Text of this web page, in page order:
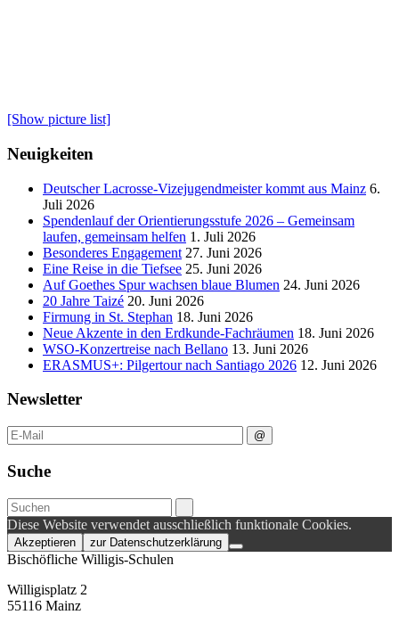
[Show picture list]
Neuigkeiten
Deutscher Lacrosse-Vizejugendmeister kommt aus Mainz 6.
Juli 2026
Spendenlauf der Orientierungsstufe 2026 – Gemeinsam
laufen, gemeinsam helfen 1. Juli 2026
Besonderes Engagement 27. Juni 2026
Eine Reise in die Tiefsee 25. Juni 2026
Auf Goethes Spur wachsen blaue Blumen 24. Juni 2026
20 Jahre Taizé 20. Juni 2026
Firmung in St. Stephan 18. Juni 2026
Neue Akzente in den Erdkunde‑Fachräumen 18. Juni 2026
WSO-Konzertreise nach Bellano 13. Juni 2026
ERASMUS+: Pilgertour nach Santiago 2026 12. Juni 2026
Newsletter
Suche
Diese Website verwendet ausschließlich funktionale Cookies.
Akzeptieren zur Datenschutzerklärung
Bischöfliche Willigis-Schulen
Willigisplatz 2
55116 Mainz